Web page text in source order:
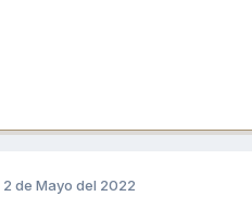
2 de Mayo del 2022